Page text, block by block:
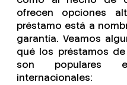
ofrecen opciones
préstamo está a
garantía. Veamos
qué los préstamos
son populares
internacionales: